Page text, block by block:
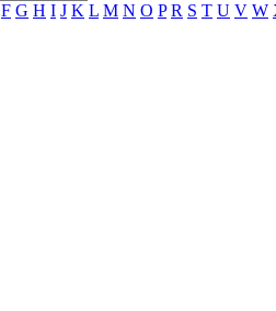
F G H I J K L M N O P R S T U V W